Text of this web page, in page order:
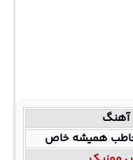
آهنگ
همیشه خاص